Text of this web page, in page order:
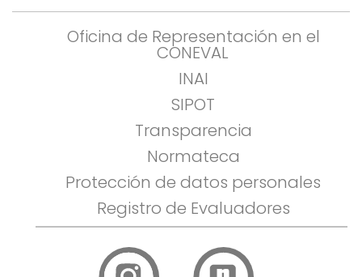
Oficina de Representación en el
CONEVAL
INAI
SIPOT
Transparencia
Normateca
Protección de datos personales
Registro de Evaluadores